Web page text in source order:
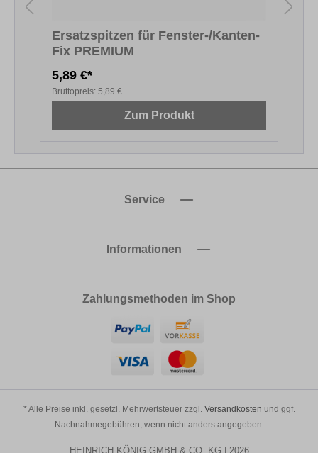
Ersatzspitzen für Fenster-/Kanten-
Fix PREMIUM
5,89 €*
Bruttopreis: 5,89 €
Zum Produkt
Service
Informationen
Zahlungsmethoden im Shop
* Alle Preise inkl. gesetzl. Mehrwertsteuer zzgl. Versandkosten und ggf.
Nachnahmegebühren, wenn nicht anders angegeben.
HEINRICH KÖNIG GMBH & CO. KG | 2026